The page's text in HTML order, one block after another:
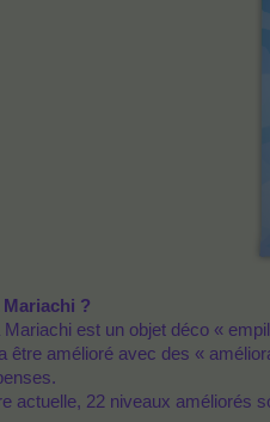
Mariachi ?
Mariachi est un objet déco «
être amélioré avec des «
actuelle, 22 niveaux améliorés